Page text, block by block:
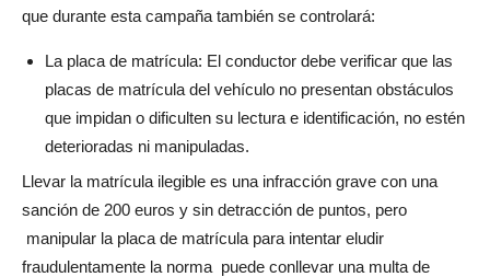
que durante esta campaña también se controlará:
La placa de matrícula: El conductor debe verificar que las
placas de matrícula del vehículo no presentan obstáculos
que impidan o dificulten su lectura e identificación, no estén
deterioradas ni manipuladas.
Llevar la matrícula ilegible es una infracción grave con una
sanción de 200 euros y sin detracción de puntos, pero
manipular la placa de matrícula para intentar eludir
fraudulentamente la norma puede conllevar una multa de